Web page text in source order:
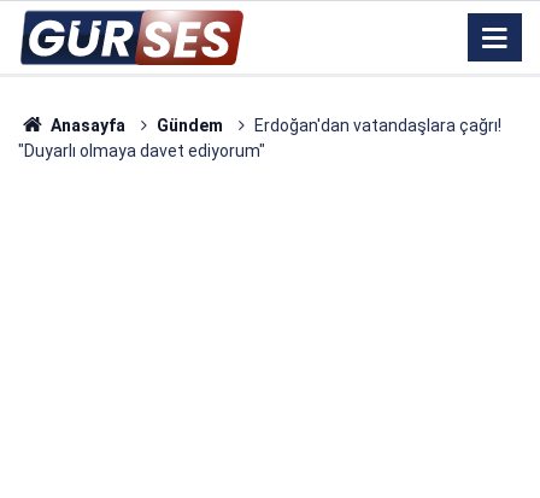
Anasayfa Gündem
Erdoğan'dan vatandaşlara çağrı!
"Duyarlı olmaya davet ediyorum"